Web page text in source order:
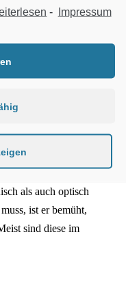
zu bauen. In nur drei
Die Realisierung
Schulen und
immer noch 16
werden
15.000 Einwohner-
über die gesamte
als auch optisch
ist er bemüht,
sind diese im
- Impressum